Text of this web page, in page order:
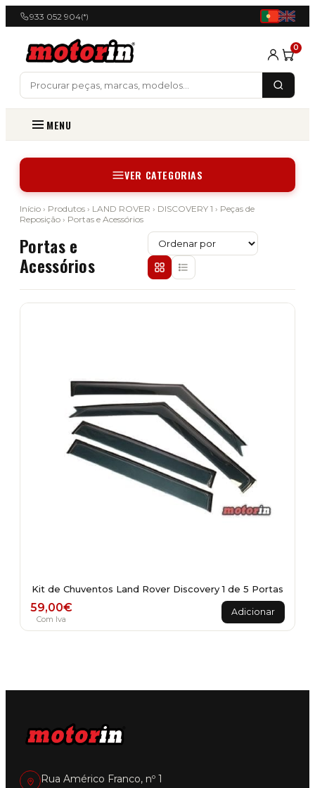
933 052 904(*)
0
MENU
VER CATEGORIAS
Início › Produtos › LAND ROVER › DISCOVERY 1 › Peças de
Reposição › Portas e Acessórios
Portas e
Acessórios
Kit de Chuventos Land Rover Discovery 1 de 5 Portas
59,00€
Com Iva
Adicionar
Rua Américo Franco, nº 1